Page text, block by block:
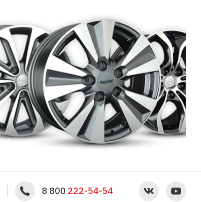
8 800 222-54-54